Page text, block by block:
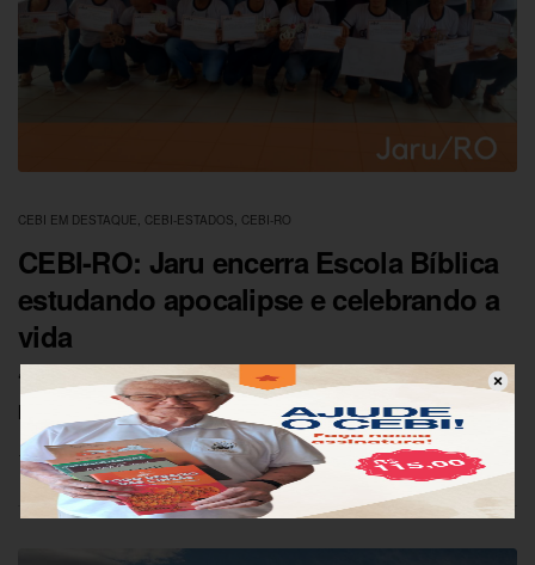
CEBI EM DESTAQUE, CEBI-ESTADOS, CEBI-RO
CEBI-RO: Jaru encerra Escola Bíblica
estudando apocalipse e celebrando a
vida
“Bem-aventurado aquele que lê, e os que ouvem as
palavras desta profecia, e guardam as…
11/12/2017